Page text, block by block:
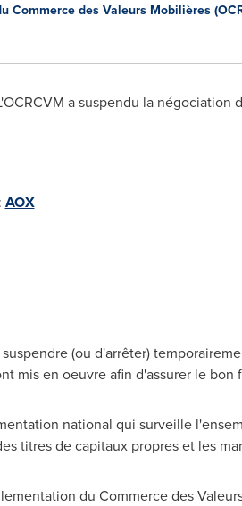
Commerce des Valeurs Mobilières
a suspendu la négociation
AOX
(ou d'arrêter)
mis en oeuvre afin d'assurer le
national qui surveille
titres de capitaux propres et les
du Commerce des